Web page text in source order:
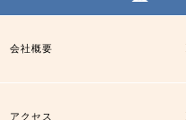
会社概要
アクセス